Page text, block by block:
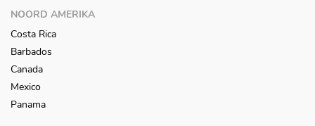
NOORD AMERIKA
Costa Rica
Barbados
Canada
Mexico
Panama